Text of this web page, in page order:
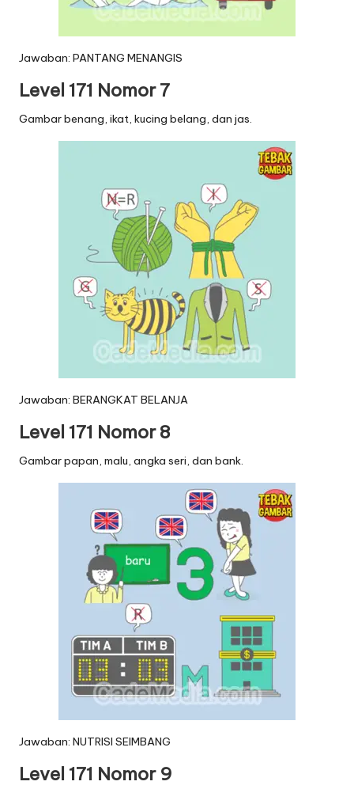
Jawaban: PANTANG MENANGIS
Level 171 Nomor 7
Gambar benang, ikat, kucing belang, dan jas.
Jawaban: BERANGKAT BELANJA
Level 171 Nomor 8
Gambar papan, malu, angka seri, dan bank.
Jawaban: NUTRISI SEIMBANG
Level 171 Nomor 9